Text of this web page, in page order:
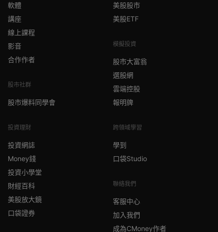
軟體
講座
線上課程
影音
合作作者
股市社群
股市爆料同學會
投資理財
投資網誌
Money錢
投資小學堂
財經百科
美股放大鏡
口袋證券
美股股市
美股ETF
模擬投資
股市大富翁
選股網
雲端控股
報明牌
跨領域學習
學到
口袋Studio
聯絡我們
客服中心
加入我們
成為CMoney作者